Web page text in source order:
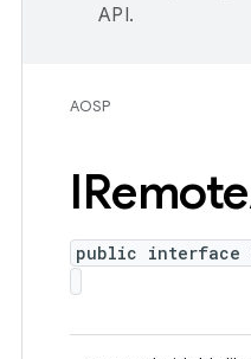
API.
AOSP
IRemote
public interface